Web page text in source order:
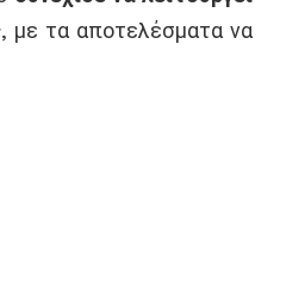
, με τα αποτελέσματα να